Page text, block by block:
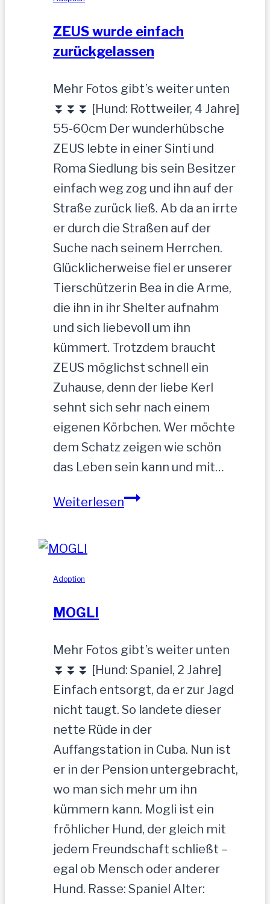
ZEUS wurde einfach
zurückgelassen
Mehr Fotos gibt’s weiter unten
⏬⏬⏬ [Hund: Rottweiler, 4 Jahre]
55-60cm Der wunderhübsche
ZEUS lebte in einer Sinti und
Roma Siedlung bis sein Besitzer
einfach weg zog und ihn auf der
Straße zurück ließ. Ab da an irrte
er durch die Straßen auf der
Suche nach seinem Herrchen.
Glücklicherweise fiel er unserer
Tierschützerin Bea in die Arme,
die ihn in ihr Shelter aufnahm
und sich liebevoll um ihn
kümmert. Trotzdem braucht
ZEUS möglichst schnell ein
Zuhause, denn der liebe Kerl
sehnt sich sehr nach einem
eigenen Körbchen. Wer möchte
dem Schatz zeigen wie schön
das Leben sein kann und mit…
WeiterlesenZEUS
Adoption
MOGLI
Mehr Fotos gibt’s weiter unten
⏬⏬⏬ [Hund: Spaniel, 2 Jahre]
Einfach entsorgt, da er zur Jagd
nicht taugt. So landete dieser
nette Rüde in der
Auffangstation in Cuba. Nun ist
er in der Pension untergebracht,
wo man sich mehr um ihn
kümmern kann. Mogli ist ein
fröhlicher Hund, der gleich mit
jedem Freundschaft schließt –
egal ob Mensch oder anderer
Hund. Rasse: Spaniel Alter: